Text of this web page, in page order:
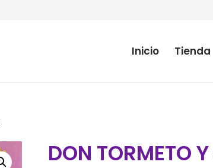
Inicio Tienda
DON TORMETO